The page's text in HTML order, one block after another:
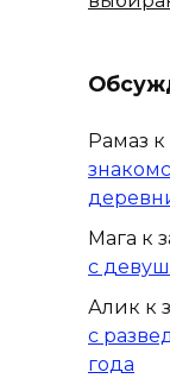
Рамаз к
Мага к
с
Алик к
с
года